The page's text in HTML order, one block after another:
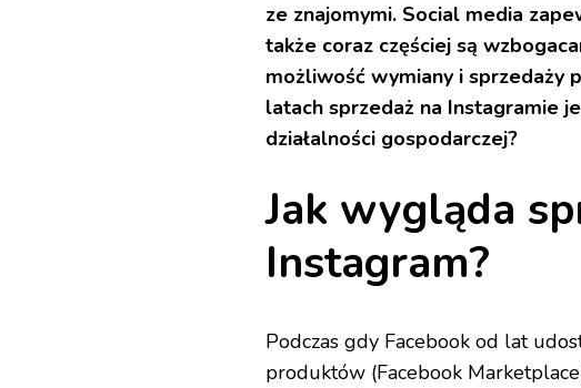
ze znajomymi. Social media
także coraz częściej są
możliwość wymiany i sprzedaży
latach sprzedaż na Instagramie
działalności gospodarczej?
Jak wygląda
Instagram?
Podczas gdy Facebook od lat
produktów (Facebook